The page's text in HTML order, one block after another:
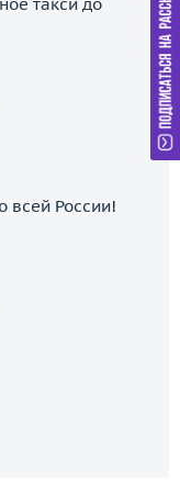
всей России!